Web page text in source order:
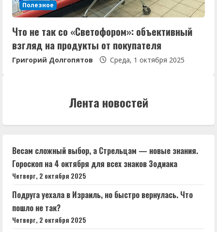
Полезное
Что не так со «Светофором»: объективный
взгляд на продукты от покупателя
Григорий Долгопятов Среда, 1 октября 2025
Лента новостей
Весам сложный выбор, а Стрельцам — новые знания.
Гороскоп на 4 октября для всех знаков Зодиака
Четверг, 2 октября 2025
Подруга уехала в Израиль, но быстро вернулась. Что
пошло не так?
Четверг, 2 октября 2025